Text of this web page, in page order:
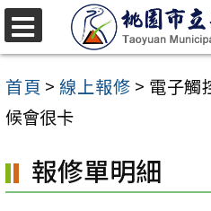
跳
至
主
要
容
區
首頁 >線上報修 > 電子觸
候會很卡
報修單明細
選
單